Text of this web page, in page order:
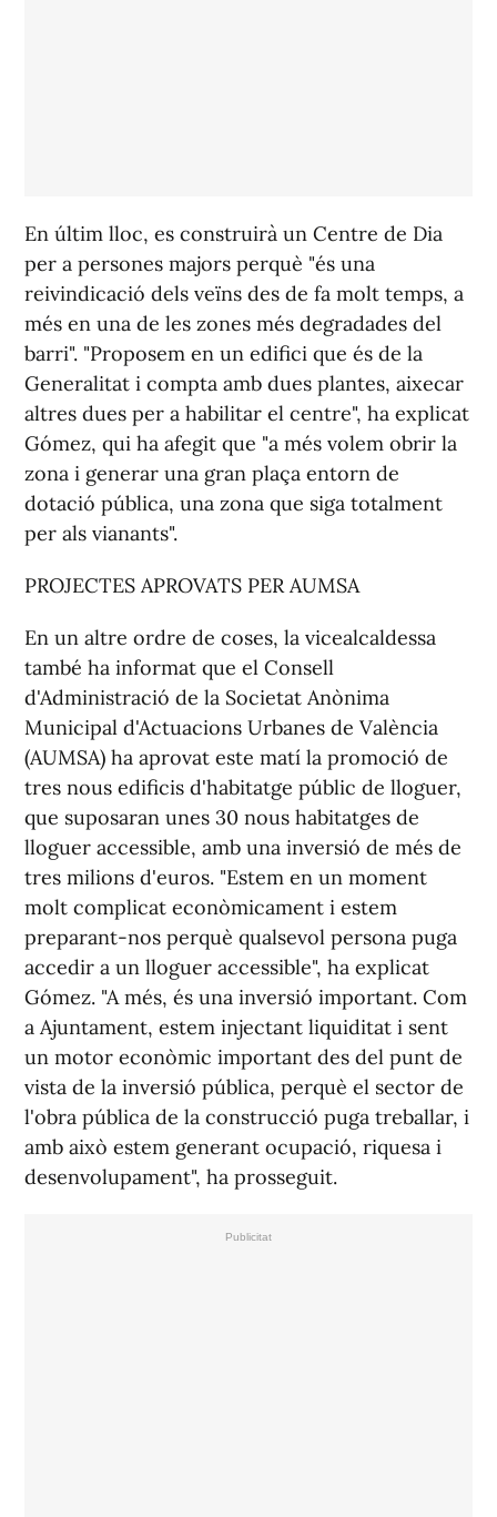
En últim lloc, es construirà un Centre de Dia
per a persones majors perquè "és una
reivindicació dels veïns des de fa molt temps, a
més en una de les zones més degradades del
barri". "Proposem en un edifici que és de la
Generalitat i compta amb dues plantes, aixecar
altres dues per a habilitar el centre", ha explicat
Gómez, qui ha afegit que "a més volem obrir la
zona i generar una gran plaça entorn de
dotació pública, una zona que siga totalment
per als vianants".
PROJECTES APROVATS PER AUMSA
En un altre ordre de coses, la vicealcaldessa
també ha informat que el Consell
d'Administració de la Societat Anònima
Municipal d'Actuacions Urbanes de València
(AUMSA) ha aprovat este matí la promoció de
tres nous edificis d'habitatge públic de lloguer,
que suposaran unes 30 nous habitatges de
lloguer accessible, amb una inversió de més de
tres milions d'euros. "Estem en un moment
molt complicat econòmicament i estem
preparant-nos perquè qualsevol persona puga
accedir a un lloguer accessible", ha explicat
Gómez. "A més, és una inversió important. Com
a Ajuntament, estem injectant liquiditat i sent
un motor econòmic important des del punt de
vista de la inversió pública, perquè el sector de
l'obra pública de la construcció puga treballar, i
amb això estem generant ocupació, riquesa i
desenvolupament", ha prosseguit.